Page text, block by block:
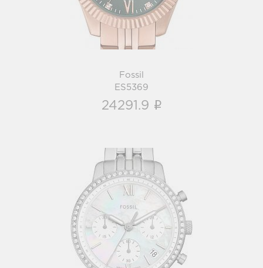
Fossil
ES5369
24291.9 i
Fossil
ES5357
i